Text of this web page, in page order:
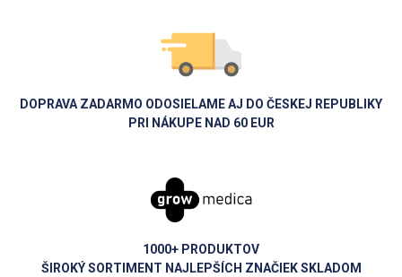
DOPRAVA ZADARMO ODOSIELAME AJ DO ČESKEJ REPUBLIKY
PRI NÁKUPE NAD 60 EUR
1000+ PRODUKTOV
ŠIROKÝ SORTIMENT NAJLEPŠÍCH ZNAČIEK SKLADOM